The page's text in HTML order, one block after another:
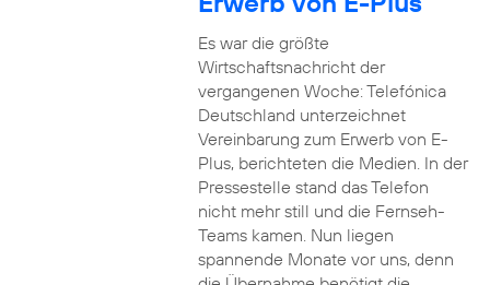
Es war die größte
Wirtschaftsnachricht der
vergangenen Woche: Telefónica
Deutschland unterzeichnet
Vereinbarung zum Erwerb von E-
Plus, berichteten die Medien. In der
Pressestelle stand das Telefon
nicht mehr still und die Fernseh-
Teams kamen. Nun liegen
spannende Monate vor uns, denn